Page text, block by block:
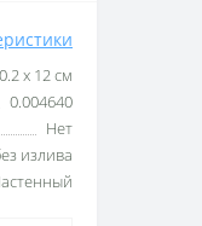
х 12 см
0.004640
Нет
излива